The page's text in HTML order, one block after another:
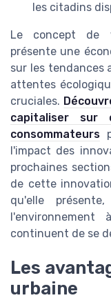
les citadins
Le concept de
présente une
sur les tendances
attentes
cruciales.
capitaliser sur
consommateurs
l'impact des
prochaines
de cette
qu'elle
l'environnement
continuent de se
Les
urbaine